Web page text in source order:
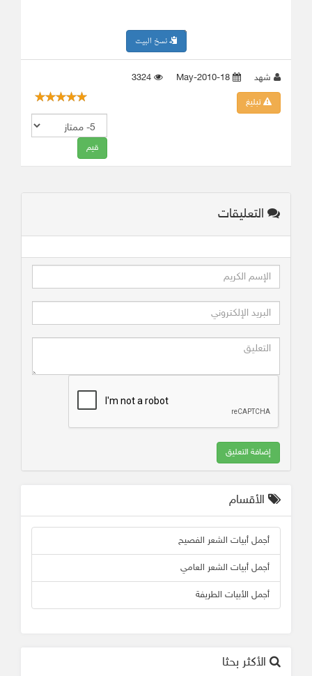
نسخ البيت
شهد
تبليغ
التعليقات
إضافة التعليق
الأقسام
أجمل أبيات الشعر الفصيح
أجمل أبيات الشعر العامي
أجمل الأبيات الطريفة
الأكثر بحثا